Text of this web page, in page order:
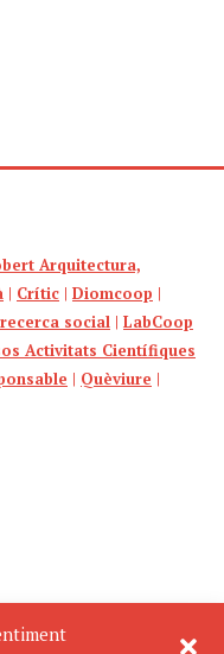
Arquitectura,
| Crític | Diomcoop |
social | LabCoop
Activitats Científiques
| Quèviure |